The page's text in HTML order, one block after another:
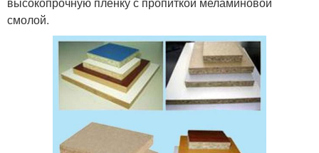
смолой.